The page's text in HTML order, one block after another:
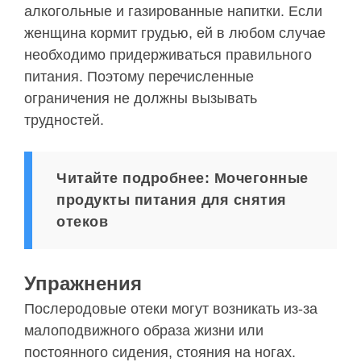
алкогольные и газированные напитки. Если
женщина кормит грудью, ей в любом случае
необходимо придерживаться правильного
питания. Поэтому перечисленные
ограничения не должны вызывать
трудностей.
Читайте подробнее: Мочегонные
продукты питания для снятия
отеков
Упражнения
Послеродовые отеки могут возникать из-за
малоподвижного образа жизни или
постоянного сидения, стояния на ногах.